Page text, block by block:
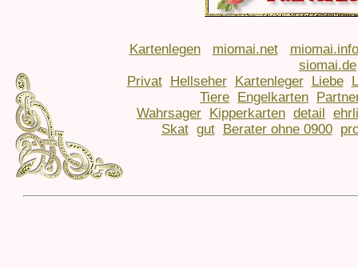
Kartenlegen miomai.net
miomai.info
siomai.de
Privat
Hellseher Kartenleger Liebe
Tiere
Engelkarten
Wahrsager
Kipperkarten detail
Skat gut Berater ohne 0900